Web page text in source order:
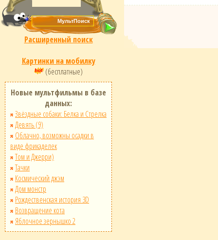
Расширенный поиск
Картинки на мобилку
(бесплатные)
Новые мультфильмы в базе
данных:
Звёздные собаки: Белка и Стрелка
Девять (9)
Облачно, возможны осадки в
виде фрикаделек
Том и Джерри)
Тачки
Космический джэм
Дом монстр
Рождественская история 3D
Возвращение кота
Яблочное зернышко 2